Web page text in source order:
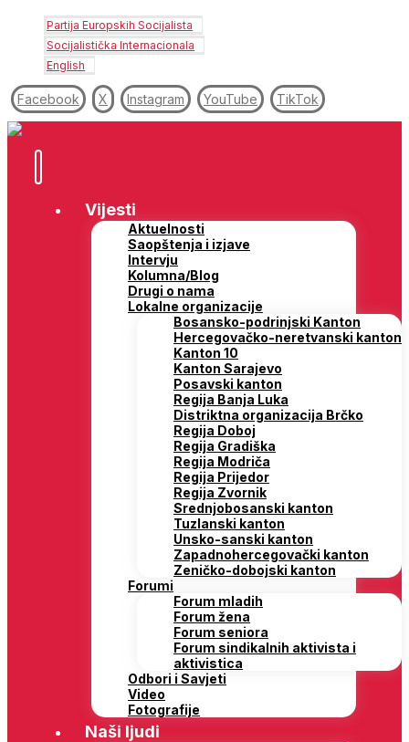
Partija Europskih Socijalista
Socijalistička Internacionala
English
Facebook X Instagram YouTube TikTok
Vijesti
Aktuelnosti
Saopštenja i izjave
Intervju
Kolumna/Blog
Drugi o nama
Lokalne organizacije
Bosansko-podrinjski Kanton
Hercegovačko-neretvanski kanton
Kanton 10
Kanton Sarajevo
Posavski kanton
Regija Banja Luka
Distriktna organizacija Brčko
Regija Doboj
Regija Gradiška
Regija Modriča
Regija Prijedor
Regija Zvornik
Srednjobosanski kanton
Tuzlanski kanton
Unsko-sanski kanton
Zapadnohercegovački kanton
Zeničko-dobojski kanton
Forumi
Forum mladih
Forum žena
Forum seniora
Forum sindikalnih aktivista i
aktivistica
Odbori i Savjeti
Video
Fotografije
Naši ljudi